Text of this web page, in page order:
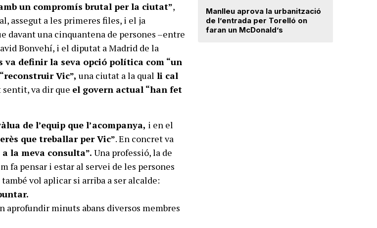
un compromís brutal per la ciutat”,
assegut a les primeres files, i el ja
davant una cinquantena de persones –entre
Bonvehí, i el diputat a Madrid de la
va definir la seva opció política com “un
Vic”, una ciutat a la qual li cal
sentit, va dir que el govern actual “han fet
de l’equip que l’acompanya, i en el
que treballar per Vic”. En concret va
la meva consulta”. Una professió, la de
fa pensar i estar al servei de les persones
vol aplicar si arriba a ser alcalde:
aprofundir minuts abans diversos membres
Manlleu aprova la urbanització
de l’entrada per Torelló on
faran un McDonald’s